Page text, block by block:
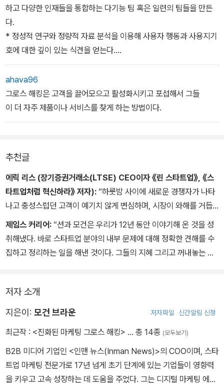
하고 다양한 인재들을 통합하는 다기능 팀 혹은 일련의 팀들을 만든
다.
* 정성적 연구와 정량적 자료 분석을 이용해 사용자 행동과 사용지기
호에 대한 깊이 있는 식견을 얻는다.
* 아이디어를 빠르게 창출하고 실험하며, 결과와 조치에 엄격한 기표
를 적용하여 평가한다.
ahava96
그로스 해킹은 고객을 끌어모으고 활성화시키고 포섭해서 그들
이 더 자주 제품이나 서비스를 찾게 하는 방법이다.
추천글
에릭 리스 (장기증권거래소(LTSE) CEO이자 《린 스타트업》, 《스
타트업처럼 혁신하라》 저자): “하룻밤 사이에 새로운 경쟁자가 나타
나고 충성스럽던 고객이 예기치 않게 변심하며, 시장이 와해를 거듭
하는 점점 더 변덕이 심해지는 이런 비즈니스 환경에서 살아남기 위
해서는 빠르게 성장 해법을 찾는 일이 몹시 중요하다. 『진화된 마케팅
그로스 해킹』은 기업이 시장 점유율을 빠르게 높일 수 있는 새로운 전
제임스 커리어: “션과 모건은 우리가 12년 동안 이야기해 온 것을 성
취해냈다. 바로 스타트업 분야의 내부 문제에 대해 정확한 견해를 수
집하고 정리하는 일을 해낸 것이다. 그들의 지혜 그리고 꺼내놓는 이
대한 현실적인 통찰을 제공한다. 모든 기업들이 디지털화되고 있는
이 때 비즈니스에 몸담고 있는 모든 사람이 반드시 읽어야 할 책이
저자 소개
지은이: 모건 브라운 저자파일 신간알림 신청
최근작 : <진화된 마케팅 그로스 해킹> … 총 14종 (모두보기)
B2B 미디어 기업인 <인맨 뉴스(Inman News)>의 COO이며, 스타
트업 마케팅 전문가로 17년 넘게 초기 단계에 있는 기업들이 영향력
을 키우고 고속 성장하는 데 도움을 주었다. 그는 디지털 마케팅 에이